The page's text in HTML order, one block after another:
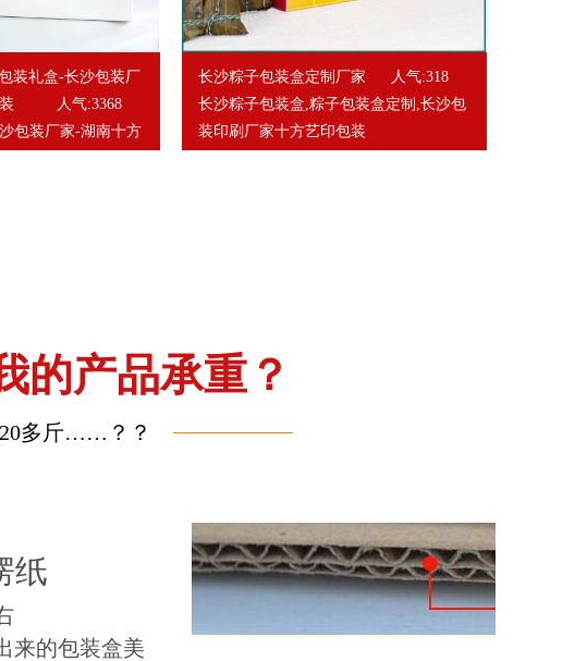
装礼盒-长沙包装厂
人气:3368
包装厂家-湖南十方
长沙粽子包装盒定制厂家
人气:318
长沙粽子包装盒,粽子包装盒定制,长沙包
装印刷厂家十方艺印包装
的产品承重？
20多斤……？？
纸
来的包装盒美